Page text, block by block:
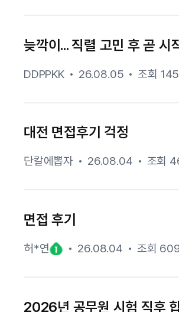
늦깍이... 직렬 고민 후 곧 시
DDPPKK 26.08.05 조회 145
대전 면접후기 걱정
단칼에뽑자 26.08.04 조회
면접 후기
허*연 26.08.04 조회
2026년 공무원 시험 직후